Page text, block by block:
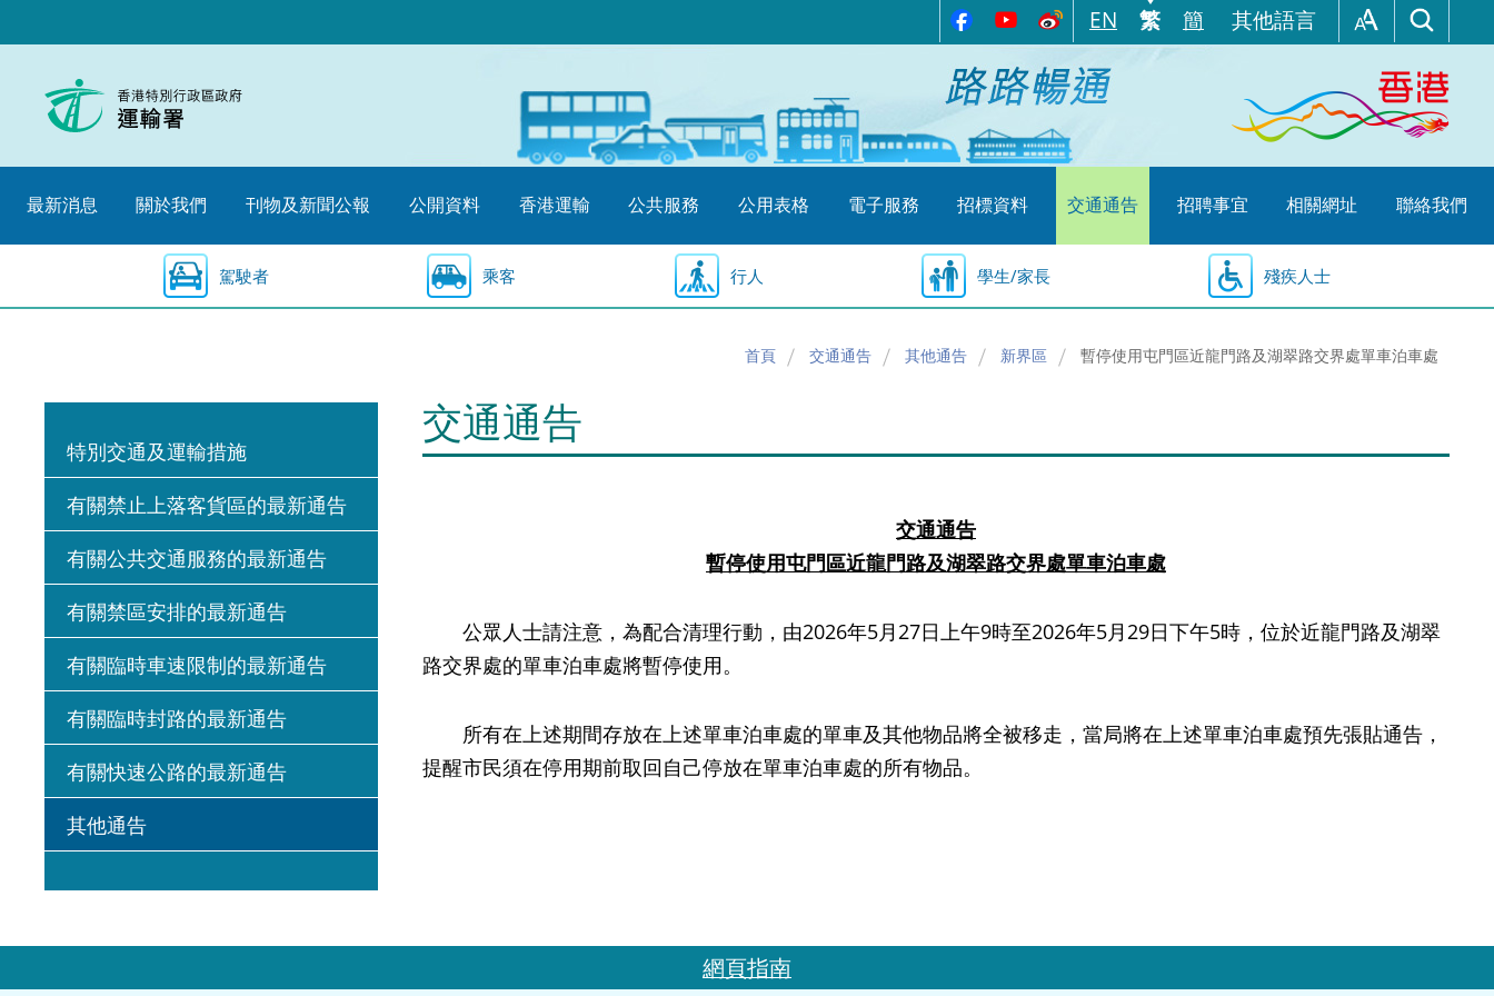
至
始
EN 繁 簡 其他語言
最新消息 關於我們 刊物及新聞公報 公開資料 香港運輸 公共服務 公用表格 電子服務 招標資料 交通通告 招聘事宜 相關網址 聯絡我們
駕駛者 乘客 行人 學生/家長 殘疾人士
首頁 交通通告 其他通告 新界區 暫停使用屯門區近龍門路及湖翠路交界處單車泊車處
特別交通及運輸措施
有關禁止上落客貨區的最新通告
有關公共交通服務的最新通告
有關禁區安排的最新通告
有關臨時車速限制的最新通告
有關臨時封路的最新通告
有關快速公路的最新通告
其他通告
交通通告
交通通告
暫停使用屯門區近龍門路及湖翠路交界處單車泊車處
公眾人士請注意，為配合清理行動，由2026年5月27日上午9時至2026年5月29日下午5時，位於近龍門路及湖翠
路交界處的單車泊車處將暫停使用。
所有在上述期間存放在上述單車泊車處的單車及其他物品將全被移走，當局將在上述單車泊車處預先張貼通告，
提醒市民須在停用期前取回自己停放在單車泊車處的所有物品。
網頁指南